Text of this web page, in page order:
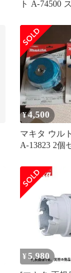
ト A-74500
¥4,500
マキタ ウル
A-13823 2個
¥ 5,980